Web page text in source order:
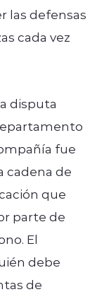
las defensas
cada vez
disputa
fue
cadena de
que
parte de
El
debe
de